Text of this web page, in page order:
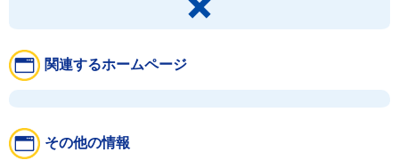
関連するホームページ
その他の情報